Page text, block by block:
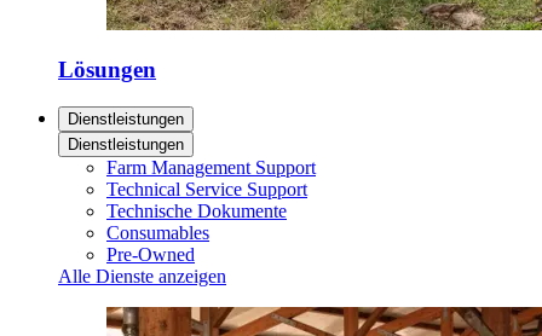
Lösungen
Dienstleistungen
Dienstleistungen
Farm Management Support
Technical Service Support
Technische Dokumente
Consumables
Pre-Owned
Alle Dienste anzeigen